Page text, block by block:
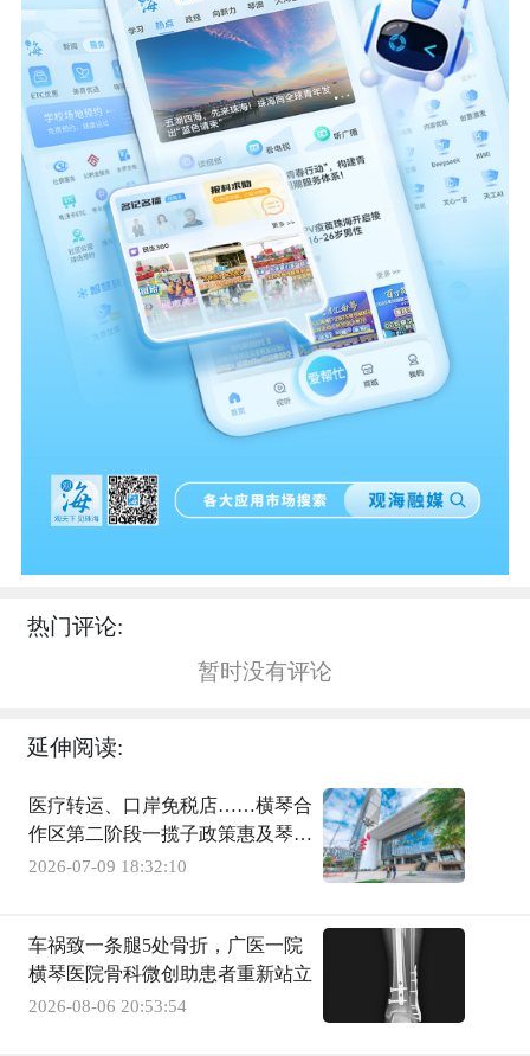
热门评论:
暂时没有评论
延伸阅读:
医疗转运、口岸免税店……横琴合
作区第二阶段一揽子政策惠及琴澳
民生
2026-07-09 18:32:10
车祸致一条腿5处骨折，广医一院
横琴医院骨科微创助患者重新站立
2026-08-06 20:53:54